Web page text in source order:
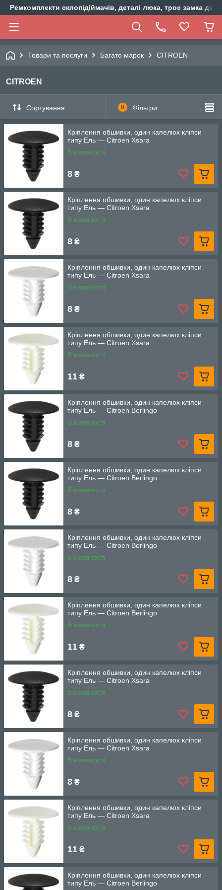
Ремкомплекти склопідіймачів, деталі люка, трос замка
Товари та послуги Багато марок CITROEN
CITROEN
Сортування 0 Фільтри
Кріплення обшивки, один капелюх кліпси
типу Ель — Citroen Xsara
В наявності
8 ₴
Кріплення обшивки, один капелюх кліпси
типу Ель — Citroen Xsara
В наявності
8 ₴
Кріплення обшивки, один капелюх кліпси
типу Ель — Citroen Xsara
В наявності
8 ₴
Кріплення обшивки, один капелюх кліпси
типу Ель — Citroen Xsara
В наявності
11 ₴
Кріплення обшивки, один капелюх кліпси
типу Ель — Citroen Berlingo
В наявності
8 ₴
Кріплення обшивки, один капелюх кліпси
типу Ель — Citroen Berlingo
В наявності
8 ₴
Кріплення обшивки, один капелюх кліпси
типу Ель — Citroen Berlingo
В наявності
8 ₴
Кріплення обшивки, один капелюх кліпси
типу Ель — Citroen Berlingo
В наявності
11 ₴
Кріплення обшивки, один капелюх кліпси
типу Ель — Citroen Xsara
В наявності
8 ₴
Кріплення обшивки, один капелюх кліпси
типу Ель — Citroen Xsara
В наявності
8 ₴
Кріплення обшивки, один капелюх кліпси
типу Ель — Citroen Xsara
В наявності
11 ₴
Кріплення обшивки, один капелюх кліпси
типу Ель — Citroen Berlingo